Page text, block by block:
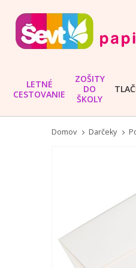
LETNÉ
CESTOVANIE
ZOŠITY
DO
ŠKOLY
Domov Darčeky